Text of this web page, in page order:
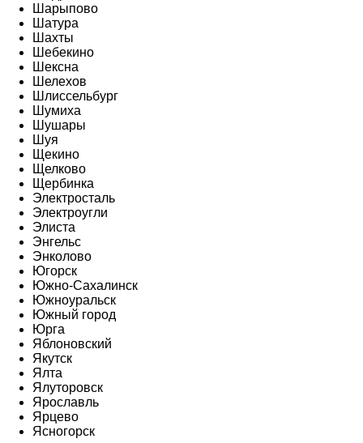
Шарыпово
Шатура
Шахты
Шебекино
Шексна
Шелехов
Шлиссельбург
Шумиха
Шушары
Шуя
Щекино
Щелково
Щербинка
Электросталь
Электроугли
Элиста
Энгельс
Энколово
Югорск
Южно-Сахалинск
Южноуральск
Южный город
Юрга
Яблоновский
Якутск
Ялта
Ялуторовск
Ярославль
Ярцево
Ясногорск